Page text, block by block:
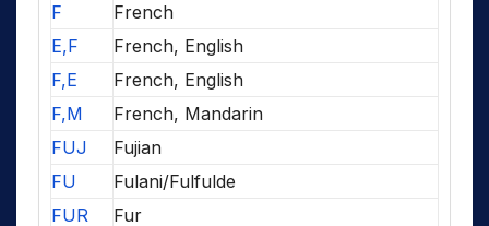
F
French
E,F
French, English
F,E
French, English
F,M
French, Mandarin
FUJ
Fujian
FU
Fulani/Fulfulde
FUR
Fur